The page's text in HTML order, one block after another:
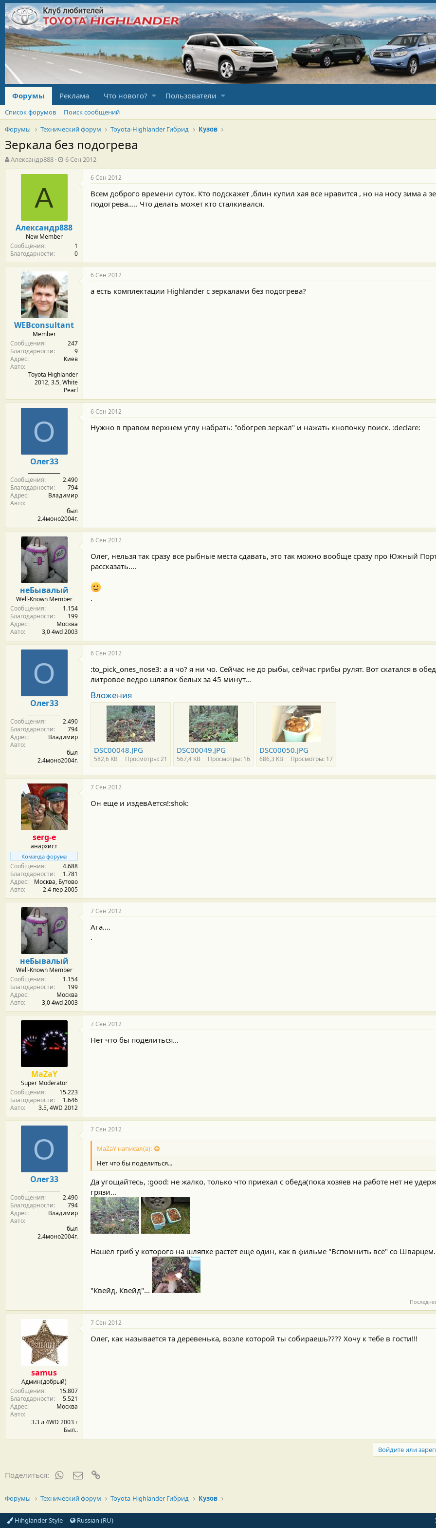
Форумы Реклама Что нового? Пользователи
Список форумов
Поиск сообщений
Форумы
Технический форум Toyota-Highlander Гибрид Кузов
Зеркала без подогрева
А
в
Александр888
Д
а
т
а
л
6 Сен 2012
А
Александр888
New Member
Сообщения
1
Благодарности
0
6 Сен 2012
Всем доброго времени суток. Кто подскажет ,блин купил хая все нравится , но на носу зима а
подогрева..... Что делать может кто сталкивался.
WEBconsultant
Member
Сообщения
247
Благодарности
9
Адрес
Киев
Авто
Toyota Highlander
2012, 3.5, White
Pearl
6 Сен 2012
а есть комплектации Highlander с зеркалами без подогрева?
О
Олег33
Сообщения
2.490
Благодарности
794
Адрес
Владимир
Авто
был
2.4моно2004г.
6 Сен 2012
Нужно в правом верхнем углу набрать: "обогрев зеркал" и нажать кнопочку поиск. :declare:
неБывалый
Well-Known Member
Сообщения
1.154
Благодарности
199
Адрес
Москва
Авто
3,0 4wd 2003
6 Сен 2012
Олег, нельзя так сразу все рыбные места сдавать, это так можно вообще сразу про Южный
рассказать....
.
О
Олег33
Сообщения
2.490
Благодарности
794
Адрес
Владимир
Авто
был
2.4моно2004г.
6 Сен 2012
:to_pick_ones_nose3: а я чо? я ни чо. Сейчас не до рыбы, сейчас грибы рулят. Вот скатался в
литровое ведро шляпок белых за 45 минут...
Вложения
DSC00048.JPG
582,6 KB Просмотры: 21
DSC00049.JPG
567,4 KB Просмотры: 16
DSC00050.JPG
686,3 KB Просмотры: 17
serg-e
анархист
Команда форума
Сообщения
4.688
Благодарности
1.781
Адрес
Москва, Бутово
Авто
2.4 пер 2005
7 Сен 2012
Он еще и издевАется!:shok:
неБывалый
Well-Known Member
Сообщения
1.154
Благодарности
199
Адрес
Москва
Авто
3,0 4wd 2003
7 Сен 2012
Ага....
.
MaZaY
Super Moderator
Сообщения
15.223
Благодарности
1.646
Авто
3.5, 4WD 2012
7 Сен 2012
Нет что бы поделиться...
О
Олег33
Сообщения
2.490
Благодарности
794
Адрес
Владимир
Авто
был
2.4моно2004г.
7 Сен 2012
MaZaY написал(а):
Нет что бы поделиться...
Да угощайтесь, :good: не жалко, только что приехал с обеда(пока хозяев на работе нет не
грязи...
Нашёл гриб у которого на шляпке растёт ещё один, как в фильме "Вспомнить всё" со Шварцем.
"Квейд, Квейд"...
samus
Админ(добрый)
Сообщения
15.807
Благодарности
5.521
Адрес
Москва
Авто
3.3 л 4WD 2003 г
Был..
7 Сен 2012
Олег, как называется та деревенька, возле которой ты собираешь???? Хочу к тебе в гости!!!
Войдите или
Поделиться: WhatsAppЭлектронная почта
Форумы Технический форум Toyota-Highlander Гибрид Кузов
Hihglander Style Russian (RU)